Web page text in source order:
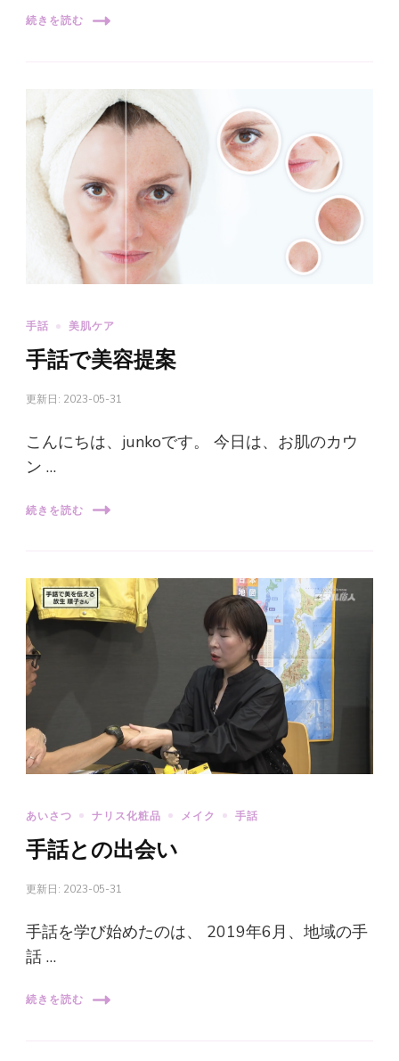
続きを読む
手話 美肌ケア
手話で美容提案
更新日: 2023-05-31
こんにちは、junkoです。 今日は、お肌のカウ
ン …
続きを読む
あいさつ ナリス化粧品 メイク 手話
手話との出会い
更新日: 2023-05-31
手話を学び始めたのは、 2019年6月、地域の手
話 …
続きを読む